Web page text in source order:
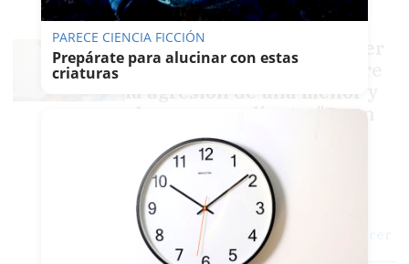
F. JIMÉNEZ
El Ayuntamiento de Moguer
emite un comunicado sobre
la agresión de una menor y
abre un expediente: "Es un
asunto de especial
sensibilidad"
EMILIO CABRERA
La madre de una de las menores
implicadas en la agresión de Moguer:
"Jamás imaginé que mi hija pudiera hacer
algo así"
PARECE CIENCIA FICCIÓN
Prepárate para alucinar con estas
criaturas